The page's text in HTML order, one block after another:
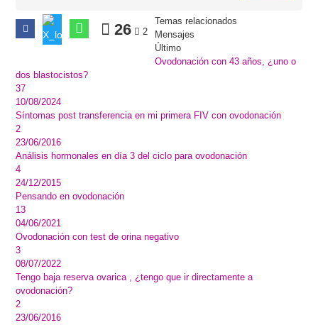
26 2
Temas relacionados
Mensajes
Último
Ovodonación con 43 años, ¿uno o
dos blastocistos?
37
10/08/2024
Síntomas post transferencia en mi primera FIV con ovodonación
2
23/06/2016
Análisis hormonales en día 3 del ciclo para ovodonación
4
24/12/2015
Pensando en ovodonación
13
04/06/2021
Ovodonación con test de orina negativo
3
08/07/2022
Tengo baja reserva ovarica , ¿tengo que ir directamente a
ovodonación?
2
23/06/2016